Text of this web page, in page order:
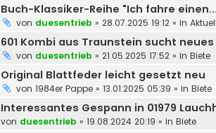
Buch-Klassiker-Reihe "Ich fahre
von duesentrieb » 28.07.2025 19:12 » in
601 Kombi aus Traunstein sucht
von duesentrieb » 21.05.2025 17:52 » in Biete
Original Blattfeder leicht gesetzt neu
von 1984er Pappe » 13.01.2025 05:39 » in Biete
Interessantes Gespann in 01979
von duesentrieb » 19.08.2024 20:19 » in Biete